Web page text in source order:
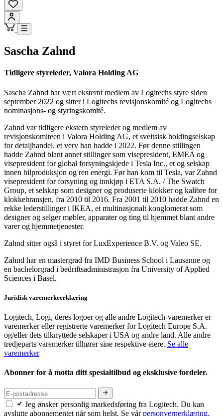
Sascha Zahnd
Tidligere styreleder, Valora Holding AG
Sascha Zahnd har vært eksternt medlem av Logitechs styre siden
september 2022 og sitter i Logitechs revisjonskomité og Logitechs
nominasjons- og styringskomité.
Zahnd var tidligere ekstern styreleder og medlem av
revisjonskomiteen i Valora Holding AG, et sveitsisk holdingselskap
for detaljhandel, et verv han hadde i 2022. Før denne stillingen
hadde Zahnd blant annet stillinger som visepresident, EMEA og
visepresident for global forsyningskjede i Tesla Inc., et og selskap
innen bilproduksjon og ren energi. Før han kom til Tesla, var Zahnd
visepresident for forsyning og innkjøp i ETA S.A. / The Swatch
Group, et selskap som designer og produserte klokker og kalibre for
klokkebransjen, fra 2010 til 2016. Fra 2001 til 2010 hadde Zahnd en
rekke lederstillinger i IKEA, et multinasjonalt konglomerat som
designer og selger møbler, apparater og ting til hjemmet blant andre
varer og hjemmetjenester.
Zahnd sitter også i styret for LuxExperience B.V. og Valeo SE.
Zahnd har en mastergrad fra IMD Business School i Lausanne og
en bachelorgrad i bedriftsadministrasjon fra University of Applied
Sciences i Basel.
Juridisk varemerkeerklæring
Logitech, Logi, deres logoer og alle andre Logitech-varemerker er
varemerker eller registrerte varemerker for Logitech Europe S.A.
og/eller dets tilknyttede selskaper i USA og andre land. Alle andre
tredjeparts varemerker tilhører sine respektive eiere. Se alle
varemerker
Abonner for å motta ditt spesialtilbud og eksklusive fordeler.
Jeg ønsker personlig markedsføring fra Logitech. Du kan
avslutte abonnementet når som helst. Se vårpersonvernerklæring.